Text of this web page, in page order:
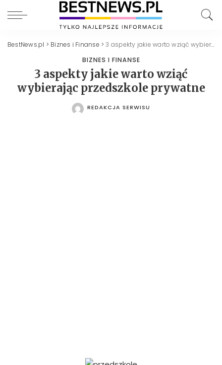
BestNews.pl > Biznes i Finanse >3 aspekty jakie warto wziąć wybierając przedszkole prywatne
BIZNES I FINANSE
3 aspekty jakie warto wziąć
wybierając przedszkole prywatne
POSTED
REDAKCJA SERWISU